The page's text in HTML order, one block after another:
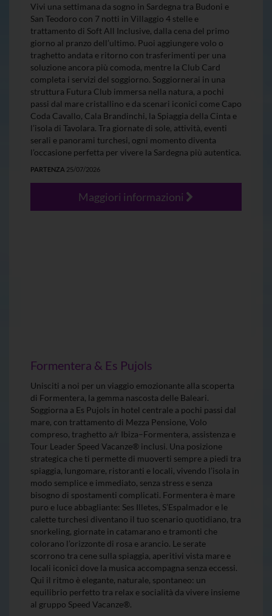
Vivi una settimana da sogno in Sardegna tra Budoni e
San Teodoro con 7 notti in Villaggio 4 stelle e
trattamento di Soft All Inclusive, dalla cena del primo
giorno al pranzo dell’ultimo. Puoi aggiungere volo o
traghetto andata e ritorno con trasferimenti per una
soluzione ancora più comoda, mentre la Club Card
completa i servizi del soggiorno. Soggiornerai in una
struttura Futura Club immersa nella natura, a pochi
passi dal mare cristallino e da scenari iconici come Capo
Coda Cavallo, Cala Brandinchi, la Spiaggia della Cinta e
l’isola di Tavolara. Tra giornate di sole, attività, eventi
serali e panorami turchesi, ogni momento diventa
l’occasione perfetta per vivere la Sardegna più autentica.
PARTENZA 25/07/2026
Maggiori informazioni
Formentera & Es Pujols
Unisciti a noi per un viaggio emozionante alla scoperta
di Formentera, la gemma nascosta delle Baleari.
Soggiorna a Es Pujols in hotel centrale a pochi passi dal
mare, con trattamento di Mezza Pensione, Volo
compreso, traghetto a/r Ibiza–Formentera, assistenza e
Tour Leader Speed Vacanze® inclusi. Una posizione
strategica che ti permette di muoverti sempre a piedi tra
spiaggia, lungomare, ristoranti e locali, vivendo l’isola in
modo semplice e immediato, senza stress e senza
bisogno di spostamenti complicati. Formentera è mare
puro e luce abbagliante: Ses Illetes, S’Espalmador e le
calette turchesi diventano il tuo scenario quotidiano, tra
snorkeling, giornate in catamarano e tramonti che
colorano l’orizzonte di rosa e arancio. Le serate
scorrono tra cene sulla spiaggia, aperitivi vista mare e
locali iconici dove la musica accompagna senza eccessi.
Qui il ritmo è elegante, naturale, spontaneo: un
equilibrio perfetto tra relax e socialità da vivere insieme
al gruppo Speed Vacanze®.